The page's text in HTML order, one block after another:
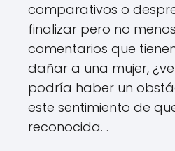
comparativos o
finalizar pero no
comentarios que
dañar a una mujer,
podría haber un
este sentimiento de
reconocida. .